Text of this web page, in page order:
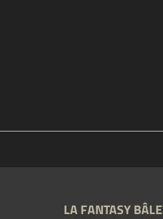
LA FANTASY BÂLE